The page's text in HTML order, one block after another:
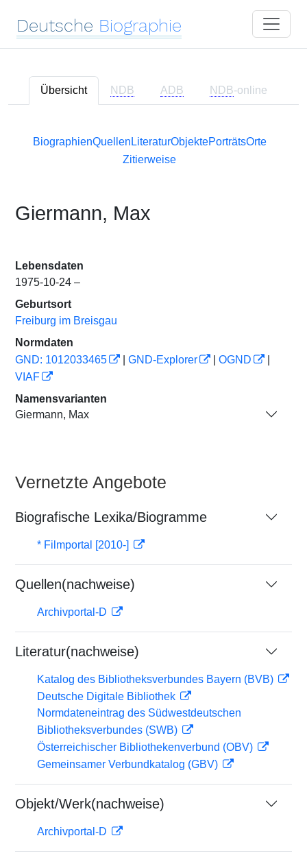
Deutsche Biographie
Übersicht NDB ADB NDB-online
BiographienQuellen LiteraturObjektePorträtsOrte
Zitierweise
Giermann, Max
Lebensdaten
1975-10-24 –
Geburtsort
Freiburg im Breisgau
Normdaten
GND: 1012033465
GND-Explorer OGND
VIAF
Namensvarianten
Giermann, Max
Vernetzte Angebote
Biografische Lexika/Biogramme
* Filmportal [2010-]
Quellen(nachweise)
Archivportal-D
Literatur(nachweise)
Katalog des Bibliotheksverbundes Bayern (BVB)
Deutsche Digitale Bibliothek
Normdateneintrag des Südwestdeutschen
Bibliotheksverbundes (SWB)
Österreichischer Bibliothekenverbund (OBV)
Gemeinsamer Verbundkatalog (GBV)
Objekt/Werk(nachweise)
Archivportal-D